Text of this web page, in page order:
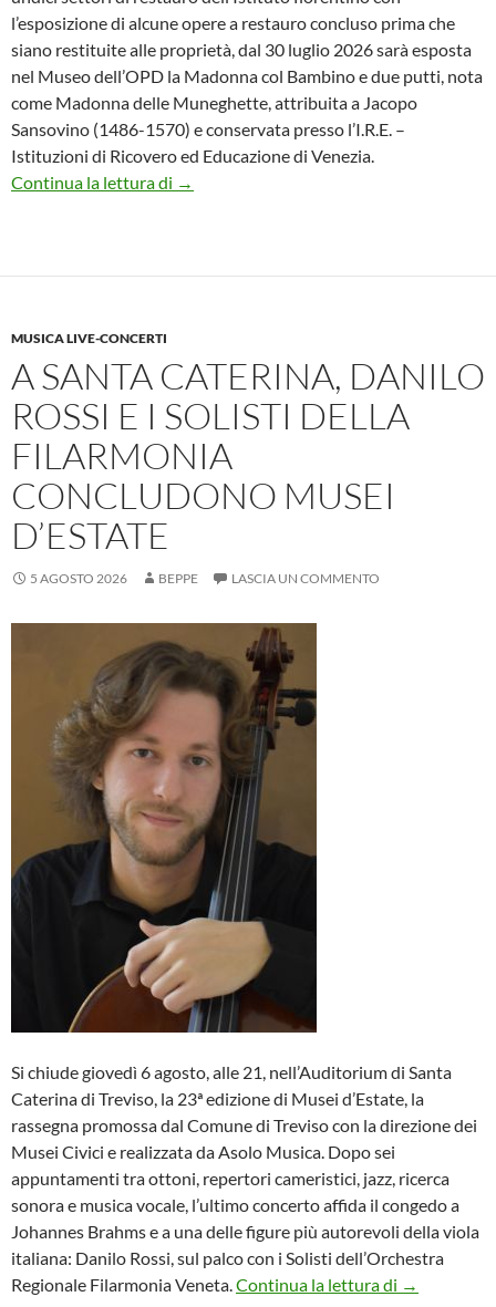
l’esposizione di alcune opere a restauro concluso prima che
siano restituite alle proprietà, dal 30 luglio 2026 sarà esposta
nel Museo dell’OPD la Madonna col Bambino e due putti, nota
come Madonna delle Muneghette, attribuita a Jacopo
Sansovino (1486-1570) e conservata presso l’I.R.E. –
Istituzioni di Ricovero ed Educazione di Venezia.
Continua la lettura di All’Opificio delle Pietre Dure torna a
→
MUSICA LIVE-CONCERTI
A SANTA CATERINA, DANILO
ROSSI E I SOLISTI DELLA
FILARMONIA
CONCLUDONO MUSEI
D’ESTATE
5 AGOSTO 2026 BEPPE LASCIA UN COMMENTO
Si chiude giovedì 6 agosto, alle 21, nell’Auditorium di Santa
Caterina di Treviso, la 23ª edizione di Musei d’Estate, la
rassegna promossa dal Comune di Treviso con la direzione dei
Musei Civici e realizzata da Asolo Musica. Dopo sei
appuntamenti tra ottoni, repertori cameristici, jazz, ricerca
sonora e musica vocale, l’ultimo concerto affida il congedo a
Johannes Brahms e a una delle figure più autorevoli della viola
italiana: Danilo Rossi, sul palco con i Solisti dell’Orchestra
Regionale Filarmonia Veneta.Continua la lettura di A Santa
→